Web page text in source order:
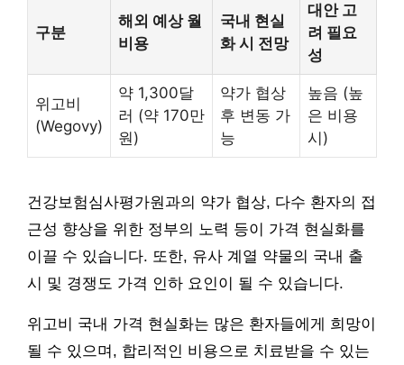
구분
해외 예상 월
비용
국내 현실
화 시 전망
대안 고
려 필요
성
위고비
(Wegovy)
약 1,300달
러 (약 170만
원)
약가 협상
후 변동 가
능
높음 (높
은 비용
시)
건강보험심사평가원과의 약가 협상, 다수 환자의 접
근성 향상을 위한 정부의 노력 등이 가격 현실화를
이끌 수 있습니다. 또한, 유사 계열 약물의 국내 출
시 및 경쟁도 가격 인하 요인이 될 수 있습니다.
위고비 국내 가격 현실화는 많은 환자들에게 희망이
될 수 있으며, 합리적인 비용으로 치료받을 수 있는